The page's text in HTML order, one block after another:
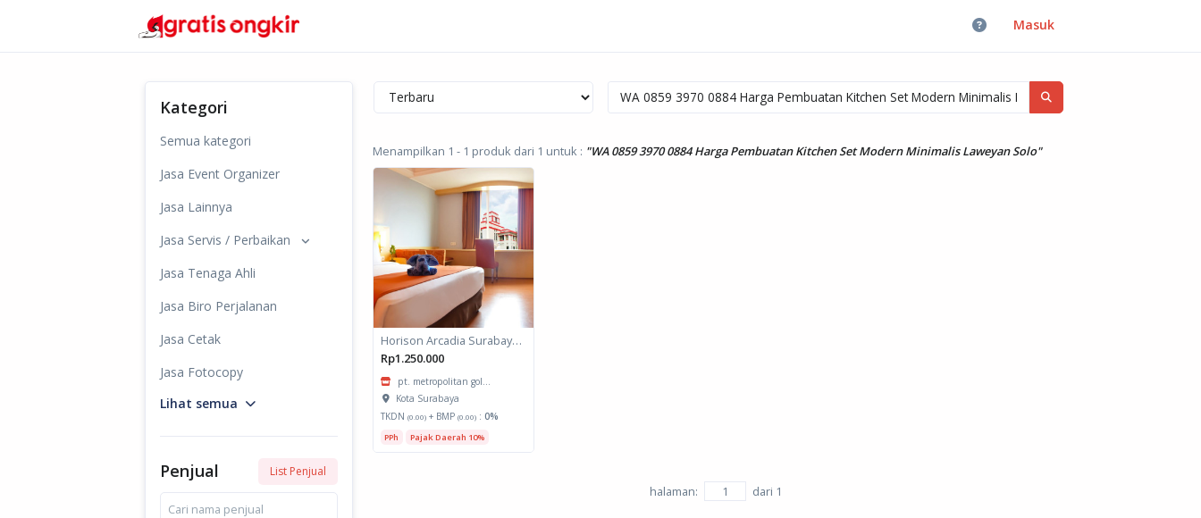
Masuk
Kategori
Semua kategori
Jasa Event Organizer
Jasa Lainnya
Jasa Servis / Perbaikan
Jasa Tenaga Ahli
Jasa Biro Perjalanan
Jasa Cetak
Jasa Fotocopy
Lihat semua
Penjual List Penjual
Cari nama penjual
Menampilkan 1 - 1 produk dari 1 untuk : "WA 0859 3970 0884 Harga Pembuatan Kitchen Set Modern Minimalis Laweyan Solo"
Horison Arcadia Surabaya - Deluxe Modern Room
Rp1.250.000
pt. metropolitan gol...
Kota Surabaya
TKDN (0.00)+ BMP (0.00): 0%
PPh Pajak Daerah 10%
halaman: dari 1